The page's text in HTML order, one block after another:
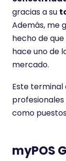
gracias a su
Además, me
hecho de
hace uno de
mercado.
Este terminal
como
myPOS